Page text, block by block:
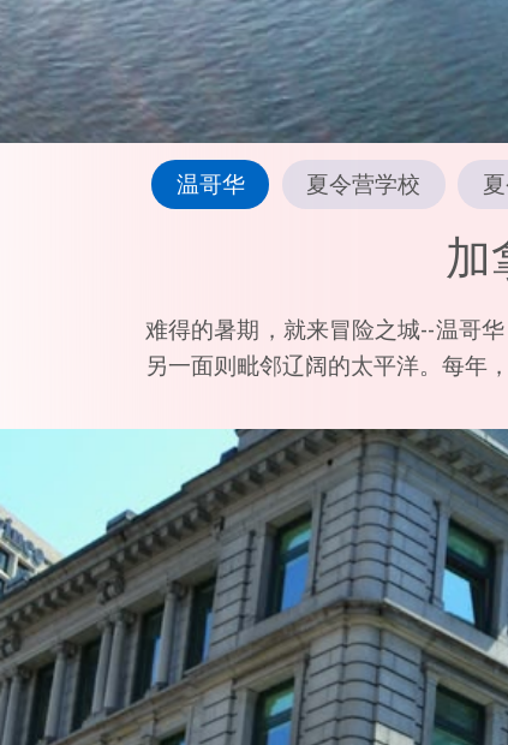
温哥华 夏令营学校
加
难得的暑期，就来冒险之城--温哥
另一面则毗邻辽阔的太平洋。每年